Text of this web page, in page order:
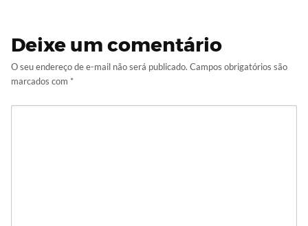
Deixe um comentário
O seu endereço de e-mail não será publicado. Campos obrigatórios são
marcados com *